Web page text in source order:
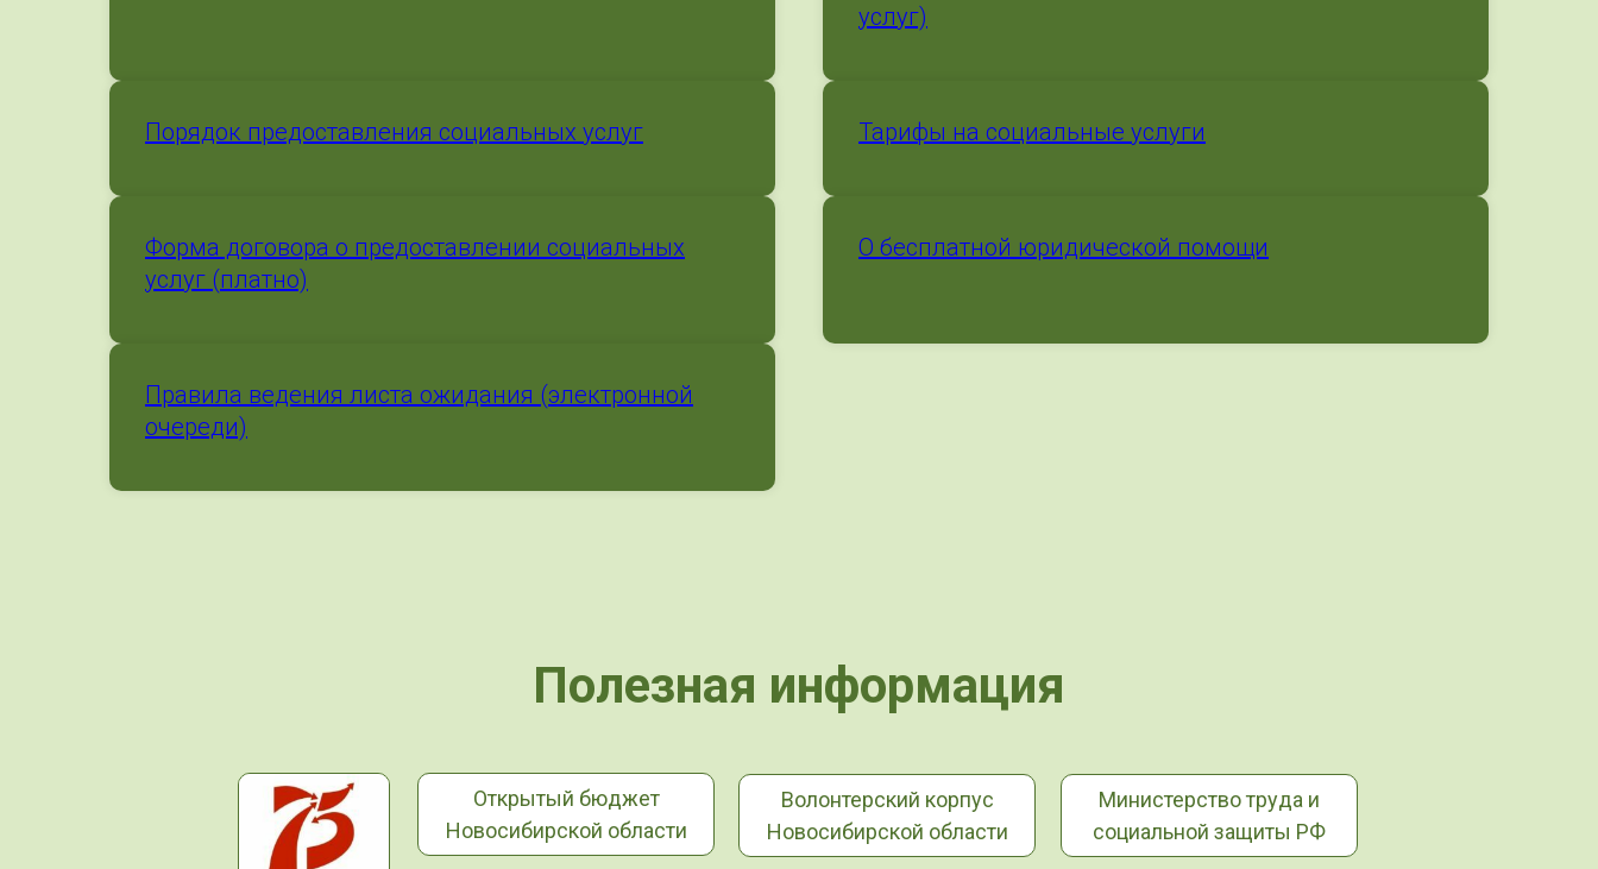
услуг)
Порядок предоставления социальных услуг Тарифы на социальные услуги
Форма договора о предоставлении социальных
услуг (платно)
О бесплатной юридической помощи
Правила ведения листа ожидания (электронной
очереди)
Полезная информация
Открытый бюджет
Новосибирской области
Волонтерский корпус
Новосибирской области
Министерство труда и
социальной защиты РФ